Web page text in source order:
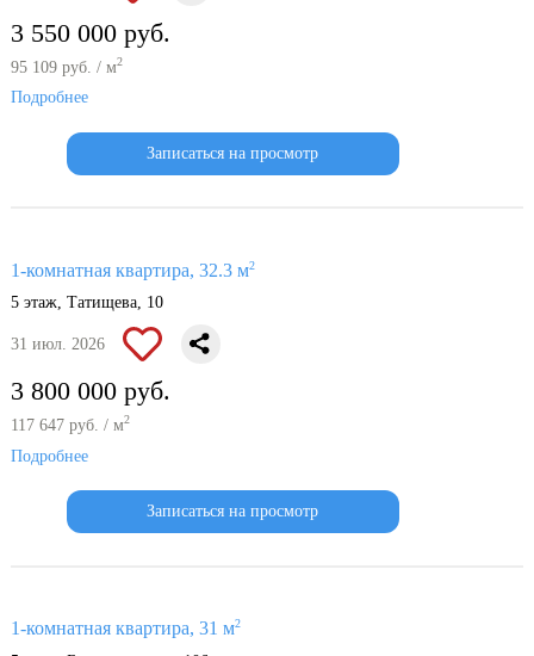
3 550 000 руб.
95 109 руб. / м2
Подробнее
Записаться на просмотр
1-комнатная квартира, 32.3 м2
5 этаж, Татищева, 10
31 июл. 2026
3 800 000 руб.
117 647 руб. / м2
Подробнее
Записаться на просмотр
1-комнатная квартира, 31 м2